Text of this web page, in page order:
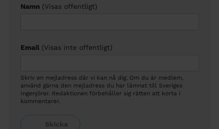
Namn (Visas offentligt)
Email (Visas inte offentligt)
Skriv en mejladress där vi kan nå dig. Om du är medlem,
använd gärna den mejladress du har lämnat till Sveriges
Ingenjörer. Redaktionen förbehåller sig rätten att korta i
kommentarer.